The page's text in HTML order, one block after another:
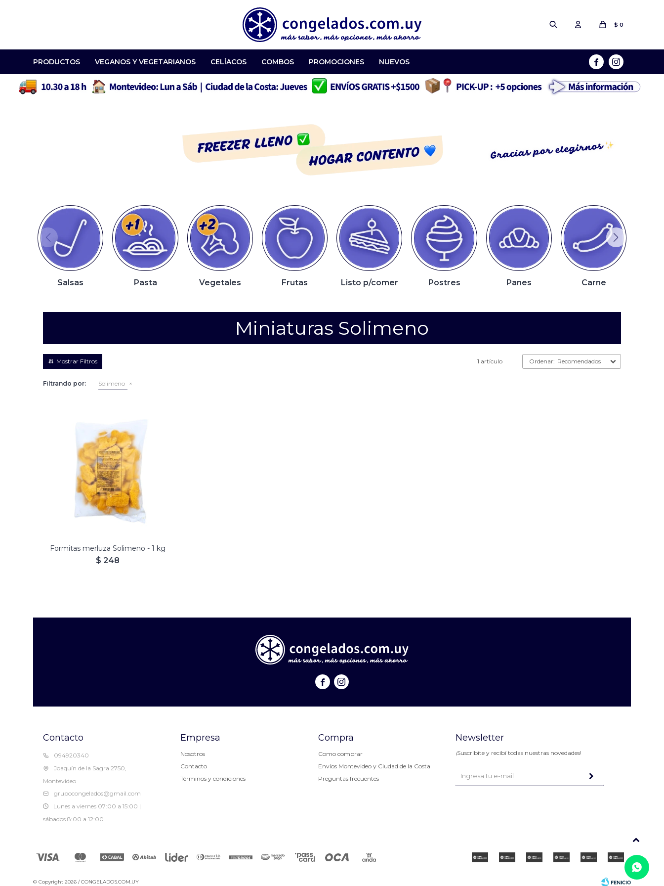
PRODUCTOS VEGANOS Y VEGETARIANOS CELÍACOS COMBOS PROMOCIONES NUEVOS
$ 0
 
Salsas Pasta Vegetales Frutas Listo p/comer Postres Panes Carne
Miniaturas Solimeno
1 artículo Recomendados
Filtrando por: Solimeno
Formitas merluza Solimeno - 1 kg
$ 248
 
Contacto
094920340
Joaquín de la Sagra 2750,
Montevideo
grupocongelados@gmail.com
Lunes a viernes 07:00 a 15:00 |
sábados 8:00 a 12:00
Empresa
Nosotros
Contacto
Términos y condiciones
Compra
Como comprar
Envíos Montevideo y Ciudad de la Costa
Preguntas frecuentes
Newsletter
¡Suscribite y recibí todas nuestras novedades!
© Copyright 2026 / CONGELADOS.COM.UY